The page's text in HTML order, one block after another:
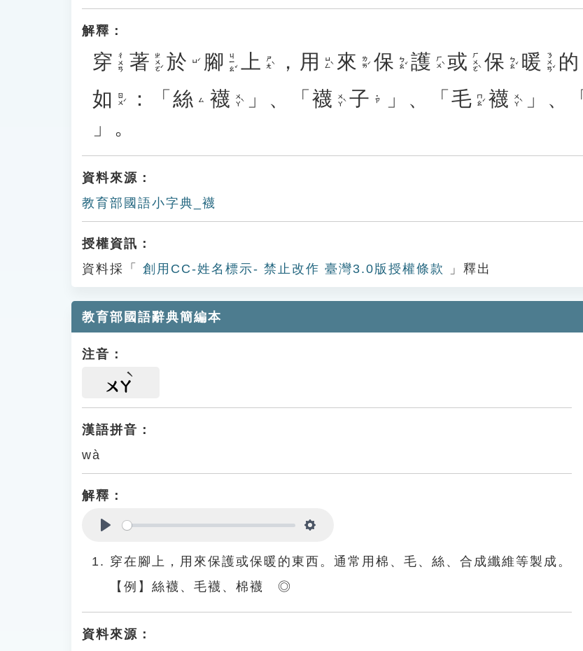
解釋：
穿 ㄔㄨㄢ 著 ㄓㄨㄛˊ 於 ㄩˊ 腳 ㄐㄧㄠˇ 上 ㄕㄤˋ ， 用 ㄩㄥˋ 來 ㄌㄞˊ 保 ㄅㄠˇ 護 ㄏㄨˋ 或 ㄏㄨㄛˋ 保 ㄅㄠˇ 暖 ㄋㄨㄢˇ 的
如 ㄖㄨˊ ：「 絲 ㄙ 襪 ㄨㄚˋ 」、「 襪 ㄨㄚˋ 子 ˙ㄗ 」、「 毛 ㄇㄠˊ 襪 ㄨㄚˋ 」、「
」。
資料來源：
教育部國語小字典_襪
授權資訊：
資料採「
創用CC-姓名標示- 禁止改作 臺灣3.0版授權條款 」釋出
教育部國語辭典簡編本
注音：
ㄨㄚ
漢語拼音：
wà
解釋：
穿在腳上，用來保護或保暖的東西。通常用棉、毛、絲、合成纖維等製成。
【例】絲襪、毛襪、棉襪 ◎
資料來源：